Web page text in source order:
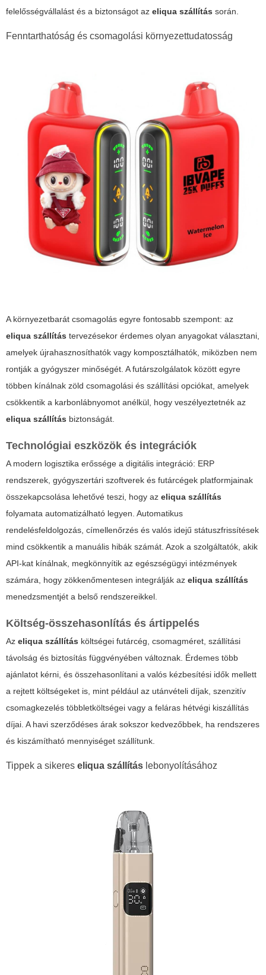
felelősségvállalást és a biztonságot az eliqua szállítás során.
Fenntarthatóság és csomagolási környezettudatosság
A környezetbarát csomagolás egyre fontosabb szempont: az
eliqua szállítás tervezésekor érdemes olyan anyagokat választani,
amelyek újrahasznosíthatók vagy komposztálhatók, miközben nem
rontják a gyógyszer minőségét. A futárszolgálatok között egyre
többen kínálnak zöld csomagolási és szállítási opciókat, amelyek
csökkentik a karbonlábnyomot anélkül, hogy veszélyeztetnék az
eliqua szállítás biztonságát.
Technológiai eszközök és integrációk
A modern logisztika erőssége a digitális integráció: ERP
rendszerek, gyógyszertári szoftverek és futárcégek platformjainak
összekapcsolása lehetővé teszi, hogy az eliqua szállítás
folyamata automatizálható legyen. Automatikus
rendelésfeldolgozás, címellenőrzés és valós idejű státuszfrissítések
mind csökkentik a manuális hibák számát. Azok a szolgáltatók, akik
API-kat kínálnak, megkönnyítik az egészségügyi intézmények
számára, hogy zökkenőmentesen integrálják az eliqua szállítás
menedzsmentjét a belső rendszereikkel.
Költség-összehasonlítás és ártippelés
Az eliqua szállítás költségei futárcég, csomagméret, szállítási
távolság és biztosítás függvényében változnak. Érdemes több
ajánlatot kérni, és összehasonlítani a valós kézbesítési idők mellett
a rejtett költségeket is, mint például az utánvételi díjak, szenzitív
csomagkezelés többletköltségei vagy a feláras hétvégi kiszállítás
díjai. A havi szerződéses árak sokszor kedvezőbbek, ha rendszeres
és kiszámítható mennyiséget szállítunk.
Tippek a sikeres eliqua szállítás lebonyolításához